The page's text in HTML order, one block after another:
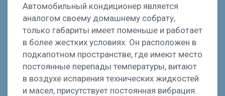
Автомобильный кондиционер является
аналогом своему домашнему собрату,
только габариты имеет поменьше и работает
в более жестких условиях. Он расположен в
подкапотном пространстве, где имеют место
постоянные перепады температуры, витают
в воздухе испарения технических жидкостей
и масел, присутствует постоянная вибрация.